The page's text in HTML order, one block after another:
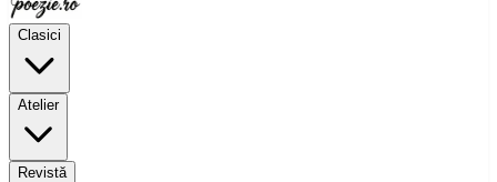
Clasici
Atelier
Revistă